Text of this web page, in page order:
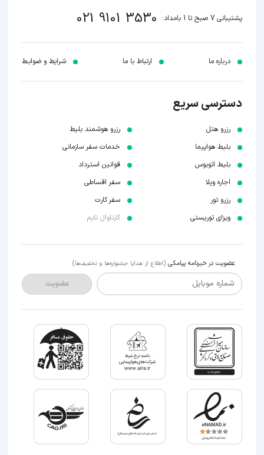
پشتیبانی 7 صبح تا 1 بامداد: 021 9101 3530
درباره ما ارتباط با ما شرایط و ضوابـط
دسترسی سریع
رزرو هتل
بلیط هواپیما
بلیط اتوبوس
اجاره ویلا
رزرو تور
ویزای توریستی
رزرو هوشمند بلیط
خدمات سفر سازمانی
قوانین استرداد
سفر اقساطی
سفر کارت
کارناوال تایم
عضویت در خبرنامه پیامکی (اطلاع از هدایا جشنواره‌ها و تخفیف‌ها)
شماره موبایل عضویت